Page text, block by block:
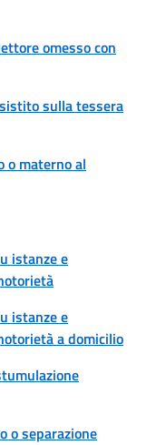
omesso con
sulla tessera
o materno al
istanze e
istanze e
a domicilio
o separazione